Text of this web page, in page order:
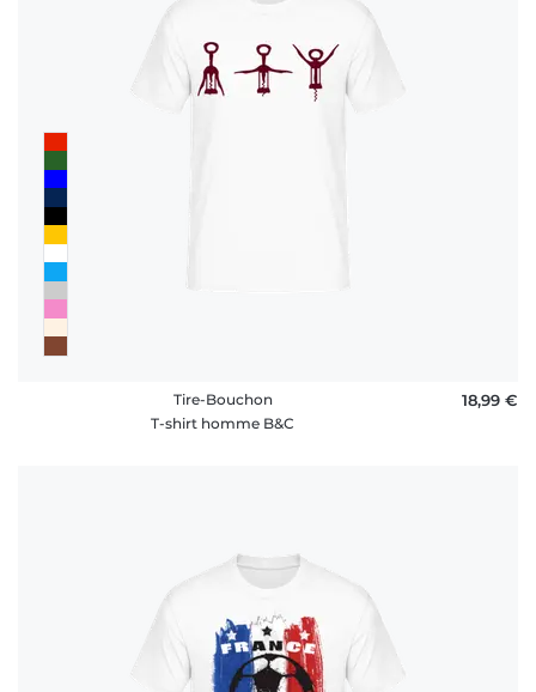
Tire-Bouchon
T-shirt homme B&C
18,99 €